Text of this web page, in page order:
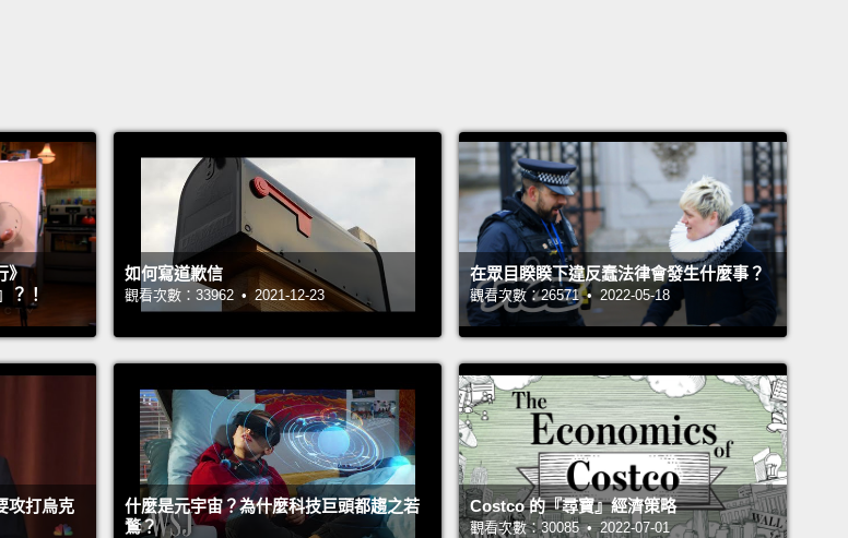
》
？！
如何寫道歉信
觀看次數：33962 • 2021-12-23
在眾目睽睽下違反蠢法律會發生什麼事？
觀看次數：26571 • 2022-05-18
攻打烏克
什麼是元宇宙？為什麼科技巨頭都趨之若
鶩？
Costco 的『尋寶』經濟策略
觀看次數：30085 • 2022-07-01